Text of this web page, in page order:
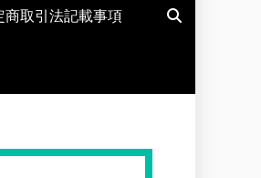
商取引法記載事項